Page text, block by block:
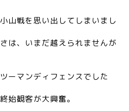
山戦を思い出してしまいまし
は、いまだ越えられませんが
ーマンディフェンスでした
始観客が大興奮。